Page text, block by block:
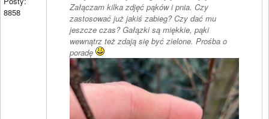
8858
Załączam kilka zdjęć pąków i pnia. Czy
zastosować już jakiś zabieg? Czy dać mu
jeszcze czas? Gałązki są miękkie, pąki
wewnątrz też zdają się być zielone. Prośba o
poradę